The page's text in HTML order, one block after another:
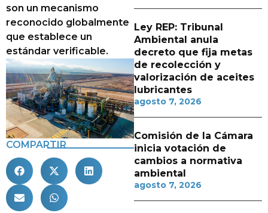
son un mecanismo
reconocido globalmente
que establece un
estándar verificable.
COMPARTIR
Ley REP: Tribunal
Ambiental anula
decreto que fija metas
de recolección y
valorización de aceites
lubricantes
agosto 7, 2026
Comisión de la Cámara
inicia votación de
cambios a normativa
ambiental
agosto 7, 2026